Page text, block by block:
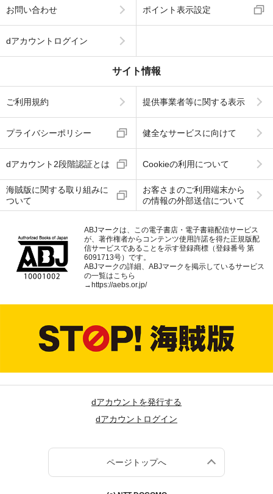
お問い合わせ ポイント表示設定
dアカウントログイン
サイト情報
ご利用規約 提供事業者等に関する表示
プライバシーポリシー 健全なサービスに向けて
dアカウント2段階認証とは Cookieの利用について
海賊版に関する取り組みに
ついて
お客さまのご利用端末から
の情報の外部送信について
ABJマークは、この電子書店・電子書籍配信サービス
が、著作権者からコンテンツ使用許諾を得た正規版配
信サービスであることを示す登録商標（登録番号 第
6091713号）です。
ABJマークの詳細、ABJマークを掲示しているサービス
の一覧はこちら
→https://aebs.or.jp/
dアカウントを発行する
dアカウントログイン
ページトップへ